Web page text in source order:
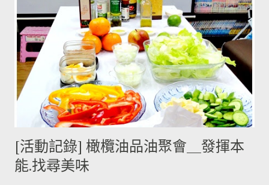
[活動記錄] 橄欖油品油聚會＿發揮本
能.找尋美味